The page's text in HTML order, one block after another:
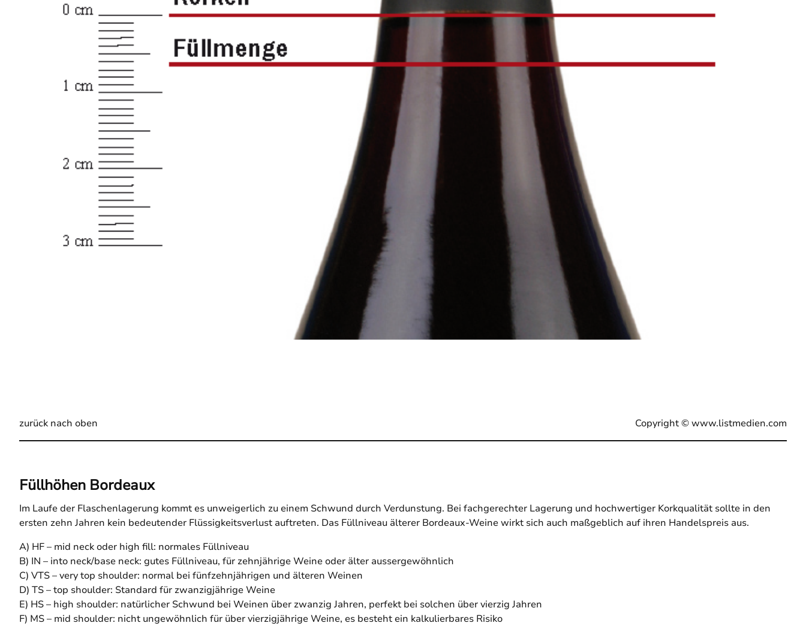
zurück nach oben Copyright ©www.listmedien.com
Füllhöhen Bordeaux
Im Laufe der Flaschenlagerung kommt es unweigerlich zu einem Schwund durch Verdunstung. Bei fachgerechter Lagerung und hochwertiger Korkqualität sollte in den
ersten zehn Jahren kein bedeutender Flüssigkeitsverlust auftreten. Das Füllniveau älterer Bordeaux-Weine wirkt sich auch maßgeblich auf ihren Handelspreis aus.
A) HF – mid neck oder high fill: normales Füllniveau
B) IN – into neck/base neck: gutes Füllniveau, für zehnjährige Weine oder älter aussergewöhnlich
C) VTS – very top shoulder: normal bei fünfzehnjährigen und älteren Weinen
D) TS – top shoulder: Standard für zwanzigjährige Weine
E) HS – high shoulder: natürlicher Schwund bei Weinen über zwanzig Jahren, perfekt bei solchen über vierzig Jahren
F) MS – mid shoulder: nicht ungewöhnlich für über vierzigjährige Weine, es besteht ein kalkulierbares Risiko